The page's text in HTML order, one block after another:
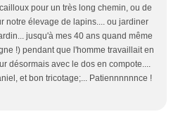
pour un très long chemin, ou de
notre élevage de lapins.... ou jardiner
jusqu'à mes 40 ans quand même
!) pendant que l'homme travaillait en
désormais avec le dos en compote....
et bon tricotage;... Patiennnnnnce !